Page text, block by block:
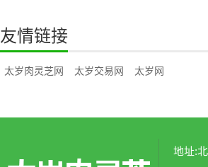
友情链接
太岁肉灵芝网 太岁交易网 太岁网
地址: